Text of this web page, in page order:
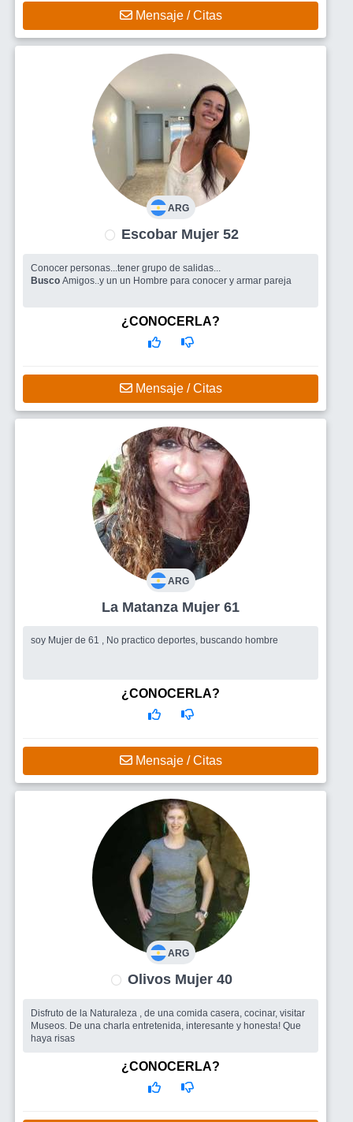
Mensaje / Citas
ARG
Escobar Mujer 52
Conocer personas...tener grupo de salidas...
Busco Amigos..y un un Hombre para conocer y armar pareja
¿CONOCERLA?
Mensaje / Citas
ARG
La Matanza Mujer 61
soy Mujer de 61 , No practico deportes, buscando hombre
¿CONOCERLA?
Mensaje / Citas
ARG
Olivos Mujer 40
Disfruto de la Naturaleza , de una comida casera, cocinar, visitar
Museos. De una charla entretenida, interesante y honesta! Que
haya risas
¿CONOCERLA?